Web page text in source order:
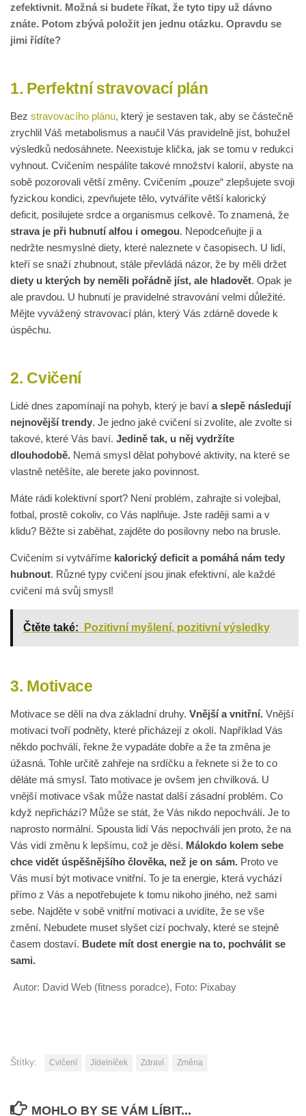
zefektivnit. Možná si budete říkat, že tyto tipy už dávno
znáte. Potom zbývá položit jen jednu otázku. Opravdu se
jimi řídíte?
1. Perfektní stravovací plán
Bez stravovacího plánu, který je sestaven tak, aby se částečně
zrychlil Váš metabolismus a naučil Vás pravidelně jíst, bohužel
výsledků nedosáhnete. Neexistuje klička, jak se tomu v redukci
vyhnout. Cvičením nespálíte takové množství kalorií, abyste na
sobě pozorovali větší změny. Cvičením „pouze“ zlepšujete svoji
fyzickou kondici, zpevňujete tělo, vytváříte větší kalorický
deficit, posilujete srdce a organismus celkově. To znamená, že
strava je při hubnutí alfou i omegou. Nepodceňujte ji a
nedržte nesmyslné diety, které naleznete v časopisech. U lidí,
kteří se snaží zhubnout, stále převládá názor, že by měli držet
diety u kterých by neměli pořádně jíst, ale hladovět. Opak je
ale pravdou. U hubnutí je pravidelné stravování velmi důležité.
Mějte vyvážený stravovací plán, který Vás zdárně dovede k
úspěchu.
2. Cvičení
Lidé dnes zapomínají na pohyb, který je baví a slepě následují
nejnovější trendy. Je jedno jaké cvičení si zvolíte, ale zvolte si
takové, které Vás baví. Jedině tak, u něj vydržíte
dlouhodobě. Nemá smysl dělat pohybové aktivity, na které se
vlastně netěšíte, ale berete jako povinnost.
Máte rádi kolektivní sport? Není problém, zahrajte si volejbal,
fotbal, prostě cokoliv, co Vás naplňuje. Jste raději sami a v
klidu? Běžte si zaběhat, zajděte do posilovny nebo na brusle.
Cvičením si vytváříme kalorický deficit a pomáhá nám tedy
hubnout. Různé typy cvičení jsou jinak efektivní, ale každé
cvičení má svůj smysl!
Čtěte také: Pozitivní myšlení, pozitivní výsledky
3. Motivace
Motivace se dělí na dva základní druhy. Vnější a vnitřní. Vnější
motivaci tvoří podněty, které přicházejí z okolí. Například Vás
někdo pochválí, řekne že vypadáte dobře a že ta změna je
úžasná. Tohle určitě zahřeje na srdíčku a řeknete si že to co
děláte má smysl. Tato motivace je ovšem jen chvilková. U
vnější motivace však může nastat další zásadní problém. Co
když nepřichází? Může se stát, že Vás nikdo nepochválí. Je to
naprosto normální. Spousta lidí Vás nepochválí jen proto, že na
Vás vidí změnu k lepšímu, což je děsí. Málokdo kolem sebe
chce vidět úspěšnějšího člověka, než je on sám. Proto ve
Vás musí být motivace vnitřní. To je ta energie, která vychází
přímo z Vás a nepotřebujete k tomu nikoho jiného, než sami
sebe. Najděte v sobě vnitřní motivaci a uvidíte, že se vše
změní. Nebudete muset slyšet cizí pochvaly, které se stejně
časem dostaví. Budete mít dost energie na to, pochválit se
sami.
Autor: David Web (fitness poradce), Foto: Pixabay
Štítky: Cvičení Jídelníček Zdraví Změna
MOHLO BY SE VÁM LÍBIT...